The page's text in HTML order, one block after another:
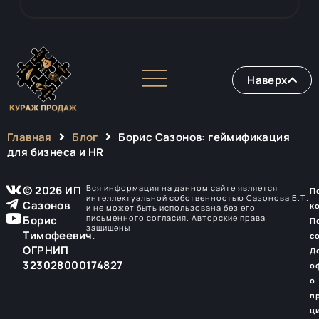
Наверх
Главная Блог
Борис Сазонов: геймификация
для бизнеса и HR
© 2026 ИП
Сазонов
Борис
Тимофеевич.
ОГРНИП
323028000174827
Вся информация на данном сайте является
интеллектуальной собственностью Сазонова Б.Т.
и не может быть использована без его
письменного согласия. Авторские права
защищены
о